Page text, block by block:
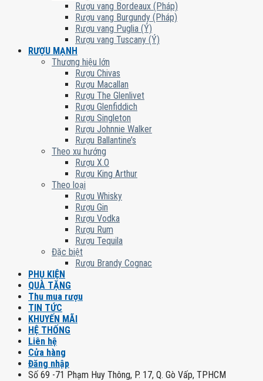
Rượu vang Bordeaux (Pháp)
Rượu vang Burgundy (Pháp)
Rượu vang Puglia (Ý)
Rượu vang Tuscany (Ý)
RƯỢU MẠNH
Thương hiệu lớn
Rượu Chivas
Rượu Macallan
Rượu The Glenlivet
Rượu Glenfiddich
Rượu Singleton
Rượu Johnnie Walker
Rượu Ballantine’s
Theo xu hướng
Rượu X.O
Rượu King Arthur
Theo loại
Rượu Whisky
Rượu Gin
Rượu Vodka
Rượu Rum
Rượu Tequila
Đặc biệt
Rượu Brandy Cognac
PHỤ KIỆN
QUÀ TẶNG
Thu mua rượu
TIN TỨC
KHUYẾN MÃI
HỆ THỐNG
Liên hệ
Cửa hàng
Đăng nhập
Số 69 -71 Phạm Huy Thông, P. 17, Q. Gò Vấp, TPHCM